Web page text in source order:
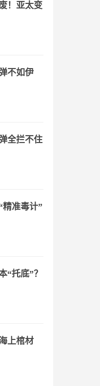
！亚太变
不如伊
全拦不住
准毒计”
“托底”？
上棺材